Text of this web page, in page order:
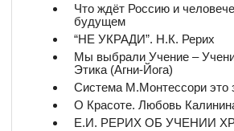
Что ждёт Россию и
будущем
“НЕ УКРАДИ”. Н.К. Рерих
Мы выбрали Учение –
Этика (Агни-Йога)
Система М.Монтессори это
О Красоте. Любовь
Е.И. РЕРИХ ОБ УЧЕНИИ